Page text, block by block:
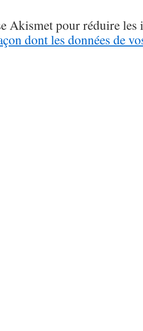
Akismet pour réduire les
dont les données de